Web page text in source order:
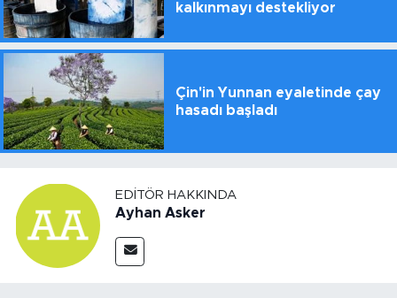
kalkınmayı destekliyor
Çin'in Yunnan eyaletinde çay
hasadı başladı
EDITÖR HAKKINDA
Ayhan Asker